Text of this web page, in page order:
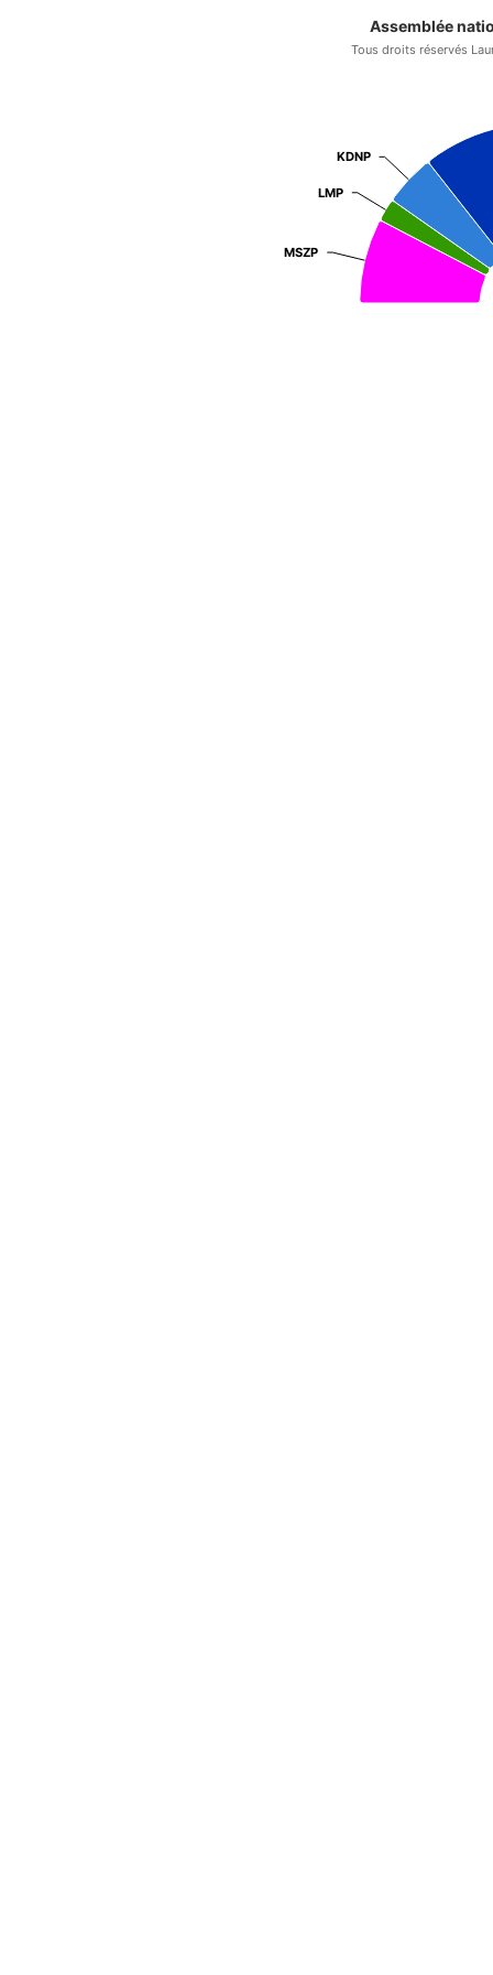
Assemblée
Tous droits réservés
MSZP
MSZP
LMP
LMP
KDNP
KDNP